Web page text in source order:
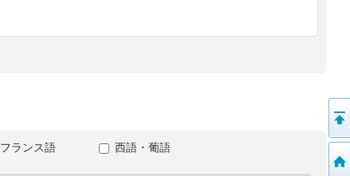
フランス語
西語・葡語